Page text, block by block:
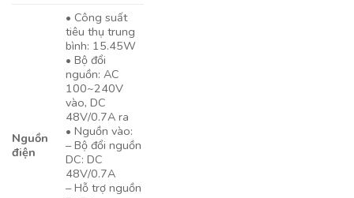
Nguồn
điện
• Công suất
tiêu thụ trung
bình: 15.45W
• Bộ đổi
nguồn: AC
100~240V
vào, DC
48V/0.7A ra
• Nguồn vào:
– Bộ đổi nguồn
DC: DC
48V/0.7A
– Hỗ trợ nguồn